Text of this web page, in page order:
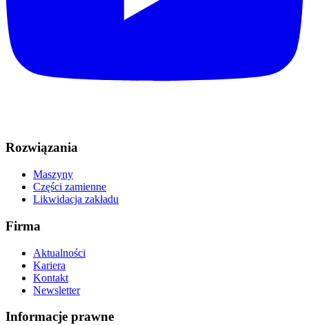
Rozwiązania
Maszyny
Części zamienne
Likwidacja zakładu
Firma
Aktualności
Kariera
Kontakt
Newsletter
Informacje prawne